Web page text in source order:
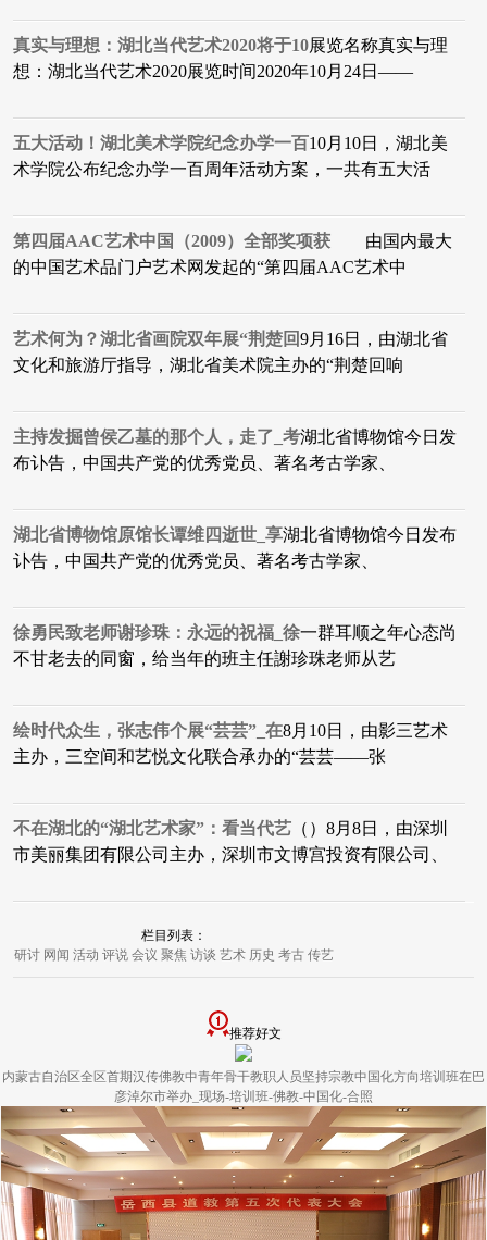
真实与理想：湖北当代艺术2020将于10展览名称真实与理
想：湖北当代艺术2020展览时间2020年10月24日——
五大活动！湖北美术学院纪念办学一百10月10日，湖北美
术学院公布纪念办学一百周年活动方案，一共有五大活
第四届AAC艺术中国（2009）全部奖项获 由国内最大
的中国艺术品门户艺术网发起的“第四届AAC艺术中
艺术何为？湖北省画院双年展“荆楚回9月16日，由湖北省
文化和旅游厅指导，湖北省美术院主办的“荆楚回响
主持发掘曾侯乙墓的那个人，走了_考湖北省博物馆今日发
布讣告，中国共产党的优秀党员、著名考古学家、
湖北省博物馆原馆长谭维四逝世_享湖北省博物馆今日发布
讣告，中国共产党的优秀党员、著名考古学家、
徐勇民致老师谢珍珠：永远的祝福_徐一群耳顺之年心态尚
不甘老去的同窗，给当年的班主任謝珍珠老师从艺
绘时代众生，张志伟个展“芸芸”_在8月10日，由影三艺术
主办，三空间和艺悦文化联合承办的“芸芸——张
不在湖北的“湖北艺术家”：看当代艺 （）8月8日，由深圳
市美丽集团有限公司主办，深圳市文博宫投资有限公司、
栏目列表：
研讨 网闻 活动 评说 会议 聚焦 访谈 艺术 历史 考古 传艺
推荐好文
内蒙古自治区全区首期汉传佛教中青年骨干教职人员坚持宗教中国化方向培训班在巴
彦淖尔市举办_现场-培训班-佛教-中国化-合照